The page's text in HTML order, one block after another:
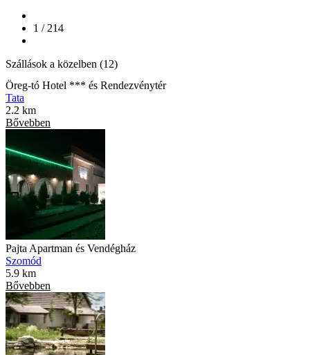
1 / 214
Szállások a közelben (12)
Öreg-tó Hotel *** és Rendezvénytér
Tata
2.2 km
Bővebben
Pajta Apartman és Vendégház
Szomód
5.9 km
Bővebben